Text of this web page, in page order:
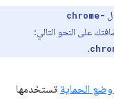
chrome-
على النحو التالي:
.
الحماية تستخدمها